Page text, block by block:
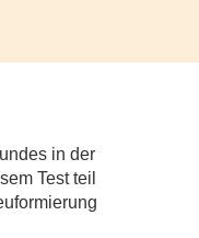
in der
Test teil